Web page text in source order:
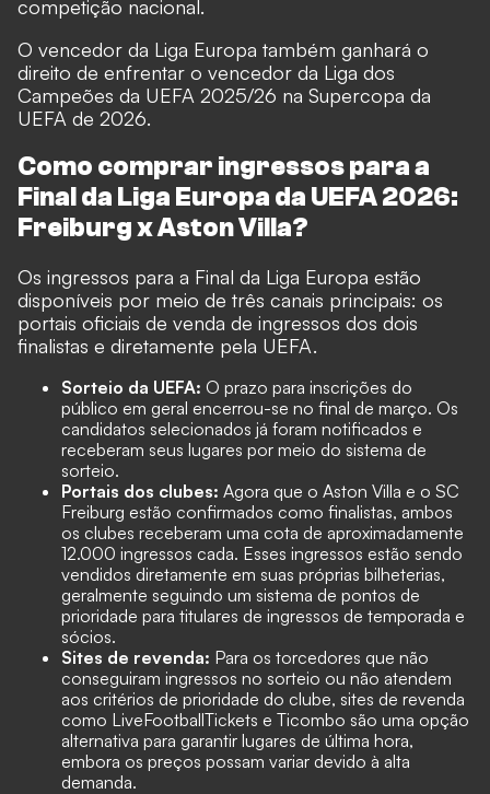
competição nacional.
O vencedor da Liga Europa também ganhará o
direito de enfrentar o vencedor da Liga dos
Campeões da UEFA 2025/26 na Supercopa da
UEFA de 2026.
Como comprar ingressos para a
Final da Liga Europa da UEFA 2026:
Freiburg x Aston Villa?
Os ingressos para a Final da Liga Europa estão
disponíveis por meio de três canais principais: os
portais oficiais de venda de ingressos dos dois
finalistas e diretamente pela UEFA.
Sorteio da UEFA: O prazo para inscrições do
público em geral encerrou-se no final de março. Os
candidatos selecionados já foram notificados e
receberam seus lugares por meio do sistema de
sorteio.
Portais dos clubes: Agora que o Aston Villa e o SC
Freiburg estão confirmados como finalistas, ambos
os clubes receberam uma cota de aproximadamente
12.000 ingressos cada. Esses ingressos estão sendo
vendidos diretamente em suas próprias bilheterias,
geralmente seguindo um sistema de pontos de
prioridade para titulares de ingressos de temporada e
sócios.
Sites de revenda: Para os torcedores que não
conseguiram ingressos no sorteio ou não atendem
aos critérios de prioridade do clube, sites de revenda
como LiveFootballTickets e Ticombo são uma opção
alternativa para garantir lugares de última hora,
embora os preços possam variar devido à alta
demanda.